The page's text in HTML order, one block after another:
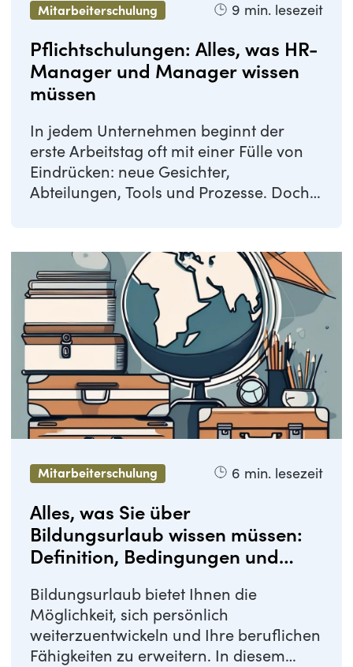
Mitarbeiterschulung 9 min. lesezeit
Pflichtschulungen: Alles, was HR-
Manager und Manager wissen
müssen
In jedem Unternehmen beginnt der
erste Arbeitstag oft mit einer Fülle von
Eindrücken: neue Gesichter,
Abteilungen, Tools und Prozesse. Doch
Mitarbeiterschulung 6 min. lesezeit
Alles, was Sie über
Bildungsurlaub wissen müssen:
Definition, Bedingungen und
Bildungsurlaub bietet Ihnen die
Möglichkeit, sich persönlich
weiterzuentwickeln und Ihre beruflichen
Fähigkeiten zu erweitern. In diesem